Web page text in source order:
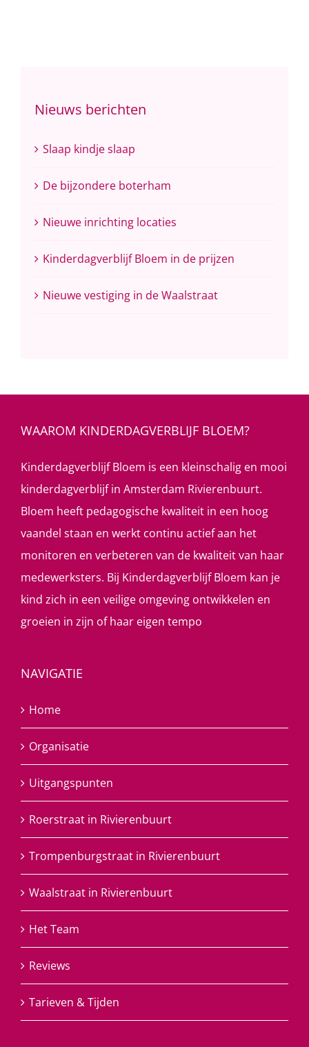
Nieuws berichten
Slaap kindje slaap
De bijzondere boterham
Nieuwe inrichting locaties
Kinderdagverblijf Bloem in de prijzen
Nieuwe vestiging in de Waalstraat
WAAROM KINDERDAGVERBLIJF BLOEM?
Kinderdagverblijf Bloem is een kleinschalig en mooi
kinderdagverblijf in Amsterdam Rivierenbuurt.
Bloem heeft pedagogische kwaliteit in een hoog
vaandel staan en werkt continu actief aan het
monitoren en verbeteren van de kwaliteit van haar
medewerksters. Bij Kinderdagverblijf Bloem kan je
kind zich in een veilige omgeving ontwikkelen en
groeien in zijn of haar eigen tempo
NAVIGATIE
Home
Organisatie
Uitgangspunten
Roerstraat in Rivierenbuurt
Trompenburgstraat in Rivierenbuurt
Waalstraat in Rivierenbuurt
Het Team
Reviews
Tarieven & Tijden